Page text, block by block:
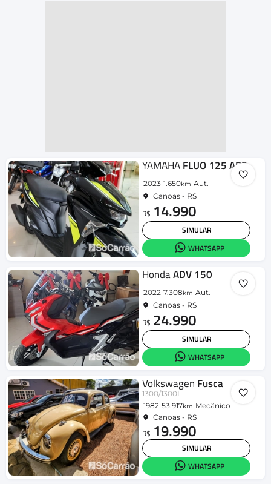
YAMAHAFLUO 125 ABS
2023 1.650km Aut.
Canoas - RS
R$ 14.990
SIMULAR
WHATSAPP
HondaADV 150
2022 7.308km Aut.
Canoas - RS
R$ 24.990
SIMULAR
WHATSAPP
Volkswagen Fusca
1300/1300L
1982 53.917km Mecânico
Canoas - RS
R$ 19.990
SIMULAR
WHATSAPP